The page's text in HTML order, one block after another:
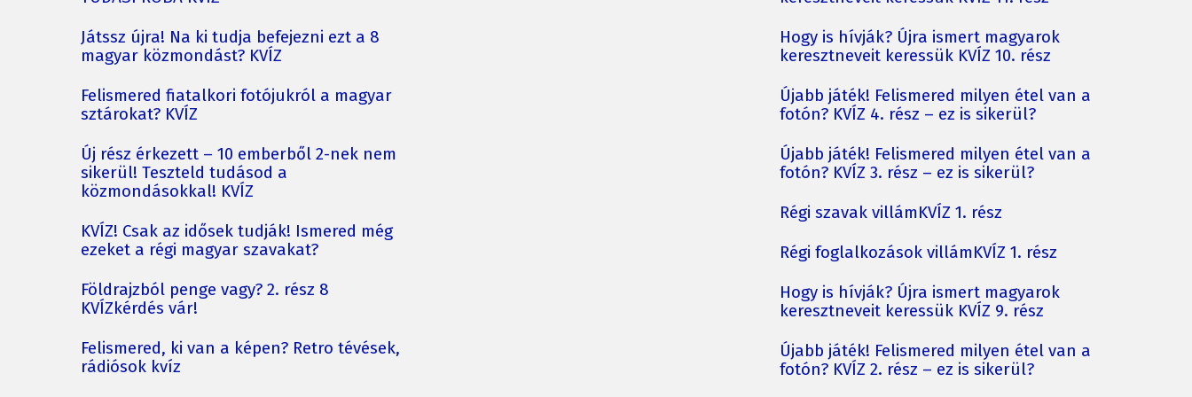
Játssz újra! Na ki tudja befejezni ezt a 8
magyar közmondást? KVÍZ
Felismered fiatalkori fotójukról a magyar
sztárokat? KVÍZ
Új rész érkezett – 10 emberből 2-nek nem
sikerül! Teszteld tudásod a
közmondásokkal! KVÍZ
KVÍZ! Csak az idősek tudják! Ismered még
ezeket a régi magyar szavakat?
Földrajzból penge vagy? 2. rész 8
KVÍZkérdés vár!
Felismered, ki van a képen? Retro tévések,
rádiósok kvíz
Hogy is hívják? Újra ismert magyarok
keresztneveit keressük KVÍZ 10. rész
Újabb játék! Felismered milyen étel van a
fotón? KVÍZ 4. rész – ez is sikerül?
Újabb játék! Felismered milyen étel van a
fotón? KVÍZ 3. rész – ez is sikerül?
Régi szavak villámKVÍZ 1. rész
Régi foglalkozások villámKVÍZ 1. rész
Hogy is hívják? Újra ismert magyarok
keresztneveit keressük KVÍZ 9. rész
Újabb játék! Felismered milyen étel van a
fotón? KVÍZ 2. rész – ez is sikerül?